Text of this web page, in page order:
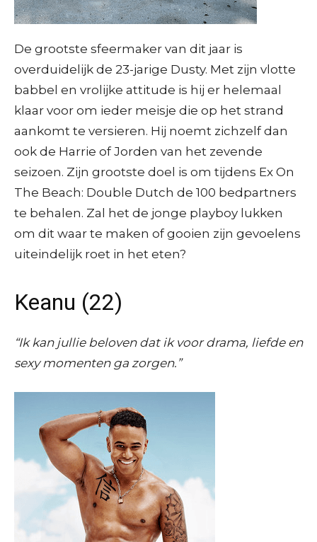
De grootste sfeermaker van dit jaar is
overduidelijk de 23-jarige Dusty. Met zijn vlotte
babbel en vrolijke attitude is hij er helemaal
klaar voor om ieder meisje die op het strand
aankomt te versieren. Hij noemt zichzelf dan
ook de Harrie of Jorden van het zevende
seizoen. Zijn grootste doel is om tijdens Ex On
The Beach: Double Dutch de 100 bedpartners
te behalen. Zal het de jonge playboy lukken
om dit waar te maken of gooien zijn gevoelens
uiteindelijk roet in het eten?
Keanu (22)
“Ik kan jullie beloven dat ik voor drama, liefde en
sexy momenten ga zorgen.”